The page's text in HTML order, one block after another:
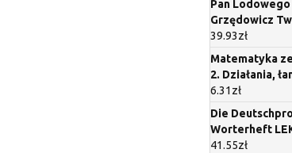
Pan
Grzędowicz
39.93zł
Matematyka
2. Działania,
6.31 zł
Die
Worterheft
41.55zł